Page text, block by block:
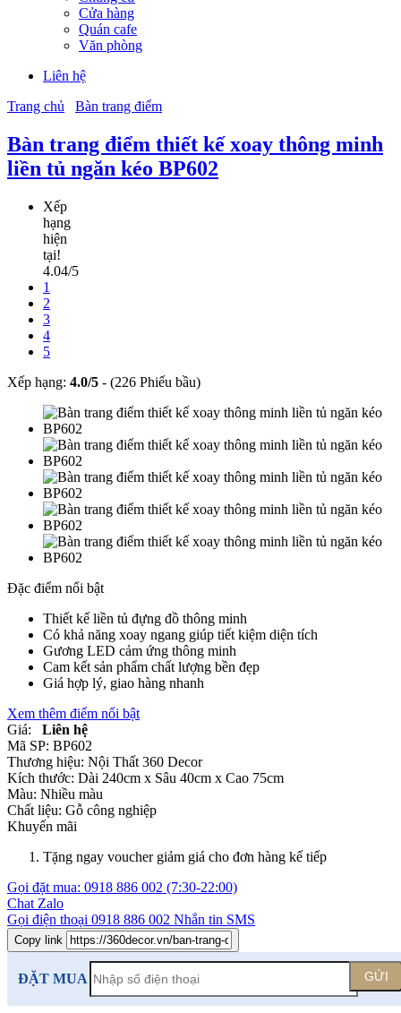
Cửa hàng
Quán cafe
Văn phòng
Liên hệ
Trang chủ
Bàn trang điểm
Bàn trang điểm thiết kế xoay thông minh
liền tủ ngăn kéo BP602
Xếp
hạng
hiện
tại!
4.04/5
1
2
3
4
5
Xếp hạng: 4.0/5 - (226 Phiếu bầu)
Đặc điểm nổi bật
Thiết kế liền tủ đựng đồ thông minh
Có khả năng xoay ngang giúp tiết kiệm diện tích
Gương LED cảm ứng thông minh
Cam kết sản phẩm chất lượng bền đẹp
Giá hợp lý, giao hàng nhanh
Xem thêm điểm nổi bật
Giá:
Liên hệ
Mã SP: BP602
Thương hiệu: Nội Thất 360 Decor
Kích thước: Dài 240cm x Sâu 40cm x Cao 75cm
Màu: Nhiều màu
Chất liệu: Gỗ công nghiệp
Khuyến mãi
Tặng ngay voucher giảm giá cho đơn hàng kế tiếp
Gọi đặt mua: 0918 886 002 (7:30-22:00)
Chat Zalo
Gọi điện thoại 0918 886 002 Nhắn tin SMS
Copy link
ĐẶT MUA GỬI